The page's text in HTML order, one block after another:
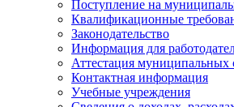
Поступление на
Квалификационные
Законодательство
Информация для
Аттестация
Контактная информация
Учебные учреждения